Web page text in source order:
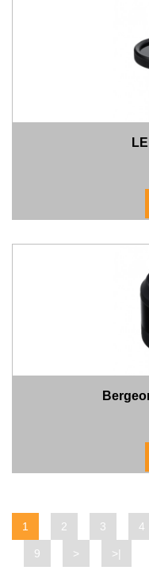
1 2 3 4
9 > >|